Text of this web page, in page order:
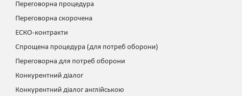
Переговорна процедура
Переговорна скорочена
ЕСКО-контракти
Спрощена процедура (для потреб оборони)
Переговорна для потреб оборони
Конкурентний діалог
Конкурентний діалог англійською